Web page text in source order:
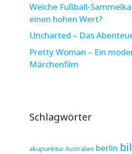
Welche Fußball-
einen hohen Wert?
Uncharted – Das
Pretty Woman – Ein
Märchenfilm
Schlagwörter
akupunktur Australien berlin